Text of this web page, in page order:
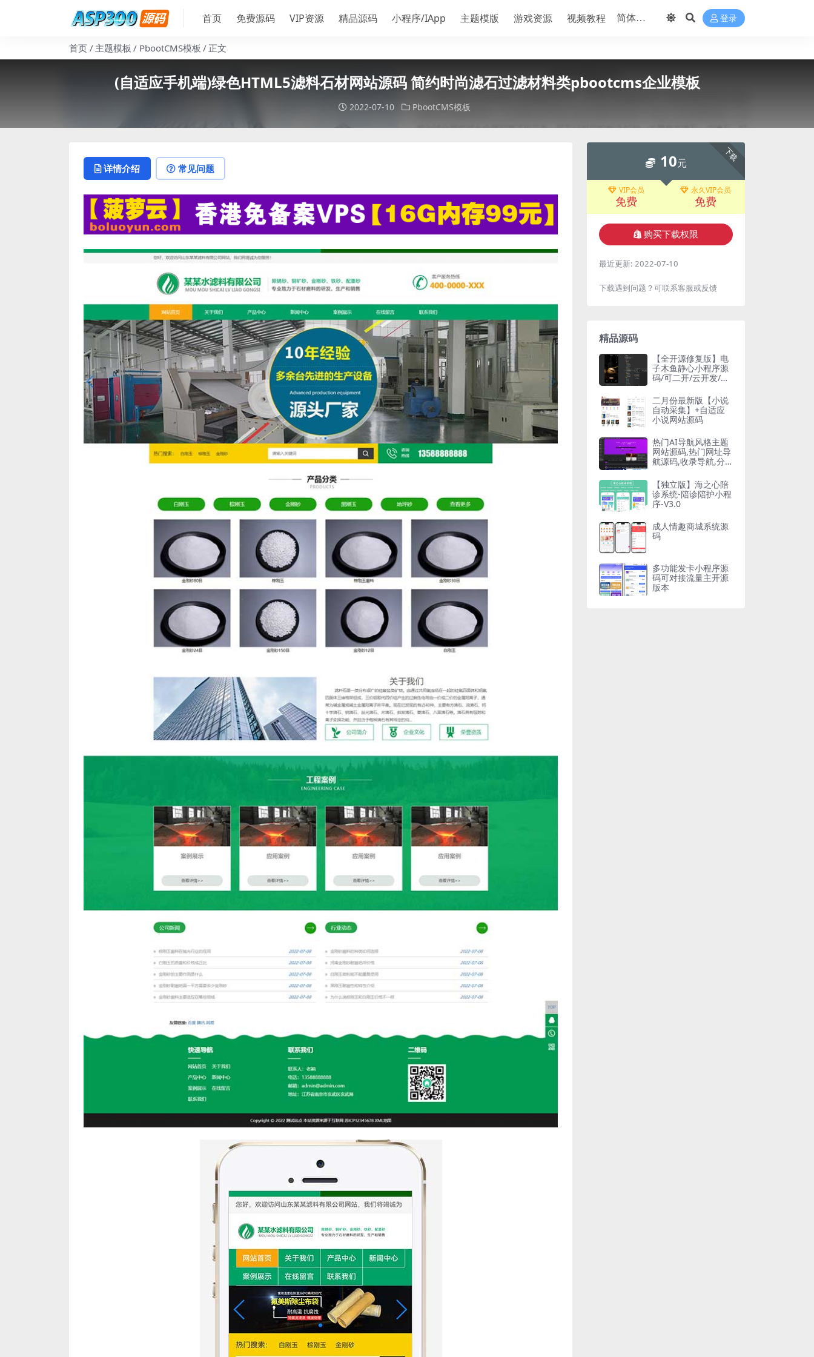
首页 免费源码 VIP资源 精品源码 小程序/IApp 主题模版 游戏资源 视频教程 登录
首页 主题模板 PbootCMS模板 正文
(自适应手机端)绿色HTML5滤料石材网站源码 简约时尚滤石过滤材料类pbootcms企业模板
2022-07-10 PbootCMS模板
详情介绍 常见问题
下载
10元
VIP会员
免费
永久VIP会员
免费
购买下载权限
最近更新: 2022-07-10
下载遇到问题？可联系客服或反馈
精品源码
【全开源修复版】电
子木鱼静心小程序源
码/可二开/云开发/功
二月份最新版【小说
自动采集】+自适应
小说网站源码
热门AI导航风格主题
网站源码,热门网址导
航源码,收录导航,分
源码
【独立版】海之心陪
诊系统-陪诊陪护小程
序-V3.0
成人情趣商城系统源
码
多功能发卡小程序源
码可对接流量主开源
版本